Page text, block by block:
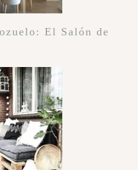
El Salón de